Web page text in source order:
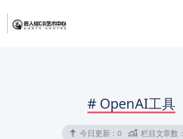
# OpenAI工具
今日更新： 0 栏目文章数：